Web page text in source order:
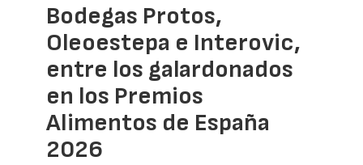
Bodegas Protos,
Oleoestepa e Interovic,
entre los galardonados
en los Premios
Alimentos de España
2026